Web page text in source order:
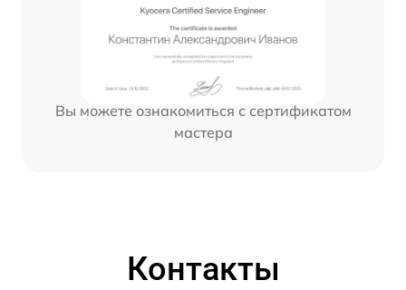
Вы можете ознакомиться с сертификатом
мастера
Контакты